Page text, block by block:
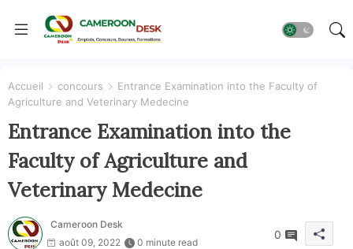
Accueil concours
Entrance Examination into the Faculty of
Agriculture and Veterinary Medecine
Entrance Examination into the
Faculty of Agriculture and
Veterinary Medecine
Cameroon Desk
août 09, 2022
0 minute read
0